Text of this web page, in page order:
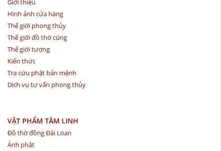
Hình ảnh cửa hàng
Thế giới phong thủy
Thế giới đồ thờ cúng
Thế giới tượng
Kiến thức
Tra cứu phật bản mệnh
Dịch vụ tư vấn phong thủy
VẬT PHẨM TÂM LINH
Đồ thờ đồng Đài Loan
Ảnh phật